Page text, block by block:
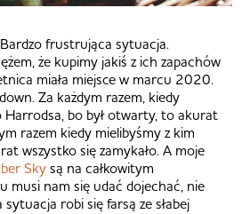
frustrująca sytuacja.
że kupimy jakiś z ich zapachów
miała miejsce w marcu 2020.
Za każdym razem, kiedy
Harrodsa, bo był otwarty, to akurat
razem kiedy mielibyśmy z kim
wszystko się zamykało. A moje
Sky są na całkowitym
musi nam się udać dojechać, nie
robi się farsą ze słabej